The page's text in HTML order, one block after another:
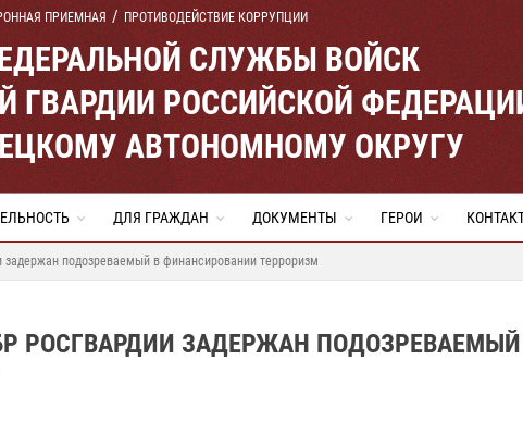
ПРИЕМНАЯ ПРОТИВОДЕЙСТВИЕ КОРРУПЦИИ
СЛУЖБЫ ВОЙСК
ГВАРДИИ РОССИЙСКОЙ
АВТОНОМНОМУ ОКРУГУ
ДЛЯ ГРАЖДАН ДОКУМЕНТЫ ГЕРОИ
подозреваемый в финансировании терроризм
РОСГВАРДИИ ЗАДЕРЖАН